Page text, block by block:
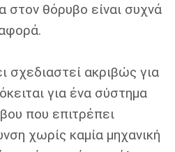
στον θόρυβο είναι συχνά
σχεδιαστεί ακριβώς για
για ένα σύστημα
που επιτρέπει
χωρίς καμία μηχανική